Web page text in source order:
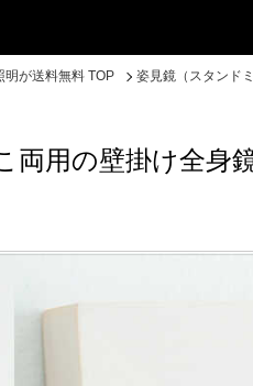
が送料無料 TOP 姿見鏡（スタンドミ
両用の壁掛け全身